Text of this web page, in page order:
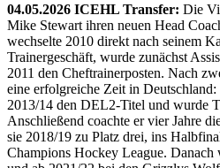
04.05.2026 ICEHL Transfer: Die
Mike Stewart ihren neuen Head
wechselte 2010 direkt nach seinem
Trainergeschäft, wurde zunächst
2011 den Cheftrainerposten. Nach
eine erfolgreiche Zeit in
2013/14 den DEL2-Titel und wurde
Anschließend coachte er vier Jahre
sie 2018/19 zu Platz drei, ins
Champions Hockey League.